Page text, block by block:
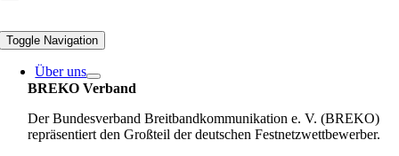
Toggle Navigation
Über uns
BREKO Verband
Der Bundesverband Breitbandkommunikation e. V. (BREKO)
repräsentiert den Großteil der deutschen Festnetzwettbewerber.